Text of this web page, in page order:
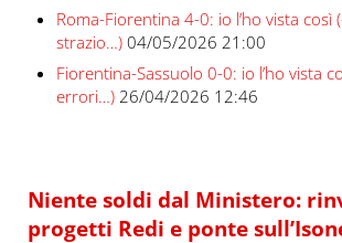
Roma-Fiorentina 4-0: io l’ho vista così
strazio…) 04/05/2026 21:00
Fiorentina-Sassuolo 0-0: io l’ho vista
errori…) 26/04/2026 12:46
Niente soldi dal Ministero:
progetti Redi e ponte